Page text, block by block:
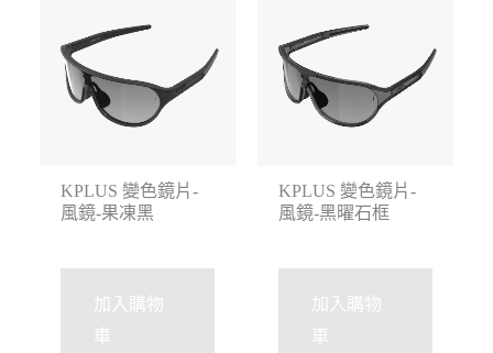
KPLUS 變色鏡片-
風鏡-果凍黑
加入購物
車
KPLUS 變色鏡片-
風鏡-黑曜石框
加入購物
車